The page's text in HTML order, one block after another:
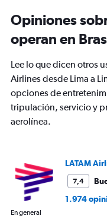
categories.
chart
1
Y
axis
Number
of
to
12.
Opiniones
operan en
Lee lo que dicen otros
Airlines desde Lima a
opciones de
tripulación, servicio y
aerolínea.
LATAM
7,4
1.974
En general